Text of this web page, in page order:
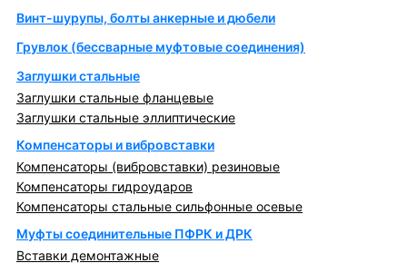
Винт-шурупы, болты анкерные и дюбели
Грувлок (бессварные муфтовые соединения)
Заглушки стальные
Заглушки стальные фланцевые
Заглушки стальные эллиптические
Компенсаторы и вибровставки
Компенсаторы (вибровставки) резиновые
Компенсаторы гидроударов
Компенсаторы стальные сильфонные осевые
Муфты соединительные ПФРК и ДРК
Вставки демонтажные